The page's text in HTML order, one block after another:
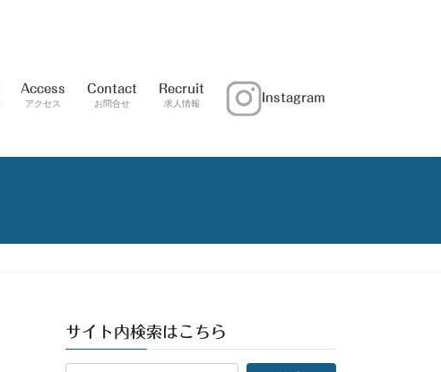
Access
アクセス
Contact
お問合せ
Recruit
求人情報 Instagram
サイト内検索はこちら